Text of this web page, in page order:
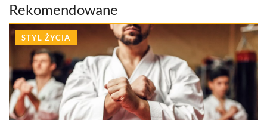
Rekomendowane
STYL ŻYCIA